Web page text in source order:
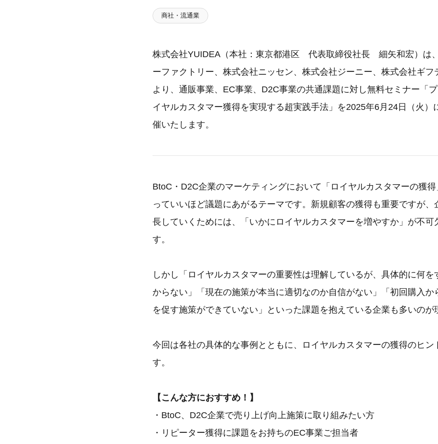
商社・流通業
株式会社YUIDEA（本社：東京都港区 代表取締役社長 細矢和宏）は
ーファクトリー、株式会社ニッセン、株式会社ジーニー、株式会社ギフ
より、通販事業、EC事業、D2C事業の共通課題に対し無料セミナー「
イヤルカスタマー獲得を実現する超実践手法」を2025年6月24日（火）
催いたします。
BtoC・D2C企業のマーケティングにおいて「ロイヤルカスタマーの獲
っていいほど議題にあがるテーマです。新規顧客の獲得も重要ですが、
長していくためには、「いかにロイヤルカスタマーを増やすか」が不可
す。
しかし「ロイヤルカスタマーの重要性は理解しているが、具体的に何を
からない」「現在の施策が本当に適切なのか自信がない」「初回購入か
を促す施策ができていない」といった課題を抱えている企業も多いのが
今回は各社の具体的な事例とともに、ロイヤルカスタマーの獲得のヒン
す。
【こんな方におすすめ！】
・BtoC、D2C企業で売り上げ向上施策に取り組みたい方
・リピーター獲得に課題をお持ちのEC事業ご担当者